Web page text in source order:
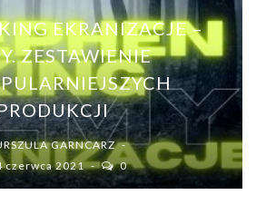
EKRANIZACJE –
ZESTAWIENIE
GARNCARZ
czerwca 2021
0